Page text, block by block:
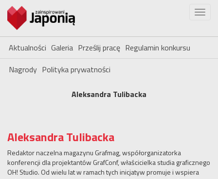
Aktualności Galeria Prześlij pracę Regulamin konkursu
Nagrody Polityka prywatności
Aleksandra Tulibacka
Aleksandra Tulibacka
Redaktor naczelna magazynu Grafmag, współorganizatorka
konferencji dla projektantów GrafConf, właścicielka studia graficznego
OH! Studio. Od wielu lat w ramach tych inicjatyw promuje i wspiera